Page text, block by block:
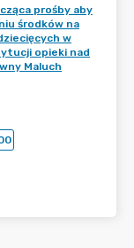
prośby aby
środków na
w
opieki nad
Maluch